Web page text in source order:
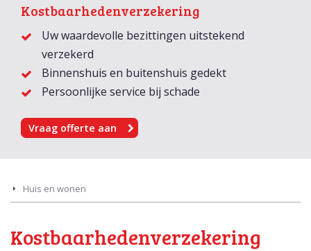
Kostbaarhedenverzekering
Uw waardevolle bezittingen uitstekend
verzekerd
Binnenshuis en buitenshuis gedekt
Persoonlijke service bij schade
Vraag offerte aan
Huis en wonen
Kostbaarhedenverzekering